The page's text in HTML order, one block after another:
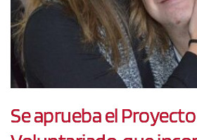
Se aprueba el